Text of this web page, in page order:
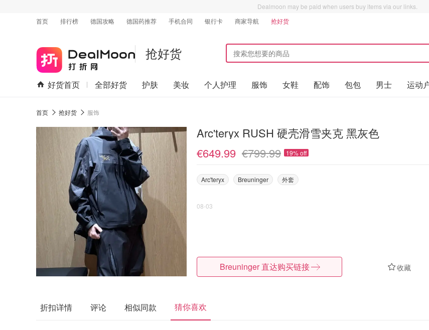
Dealmoon may be paid when users buy items via our links.
首页
排行榜 德国攻略 德国药推荐 手机合同 银行卡 商家导航 抢好货
抢好货
好货首页 全部好货 护肤 美妆 个人护理 服饰 女鞋 配饰 包包 男士 运动
首页 抢好货 服饰
Arc'teryx RUSH 硬壳滑雪夹克 黑灰色
€649.99 €799.99 19% off
Arc'teryx Breuninger 外套
08-03
收藏
Breuninger 直达购买链接
折扣详情 评论 相似同款 猜你喜欢